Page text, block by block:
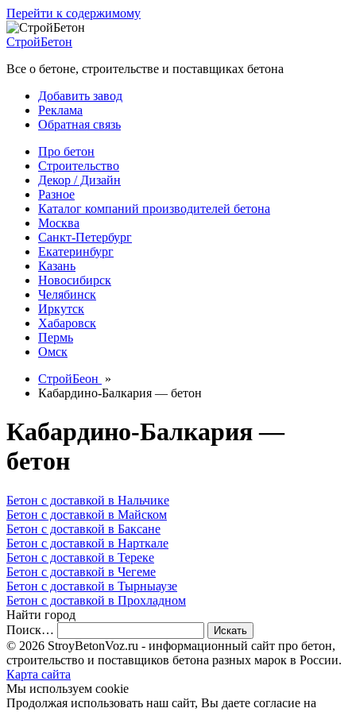
Перейти к содержимому
СтройБетон
Все о бетоне, строительстве и поставщиках бетона
Добавить завод
Реклама
Обратная связь
Про бетон
Строительство
Декор / Дизайн
Разное
Каталог компаний производителей бетона
Москва
Санкт-Петербург
Екатеринбург
Казань
Новосибирск
Челябинск
Иркутск
Хабаровск
Пермь
Омск
СтройБеон »
Кабардино-Балкария — бетон
Кабардино-Балкария —
бетон
Бетон с доставкой в Нальчике
Бетон с доставкой в Майском
Бетон с доставкой в Баксане
Бетон с доставкой в Нарткале
Бетон с доставкой в Тереке
Бетон с доставкой в Чегеме
Бетон с доставкой в Тырныаузе
Бетон с доставкой в Прохладном
Найти город
Поиск…
© 2026 StroyBetonVoz.ru - информационный сайт про бетон,
строительство и поставщиков бетона разных марок в России.
Карта сайта
Мы используем cookie
Продолжая использовать наш cайт, Вы даете согласие на